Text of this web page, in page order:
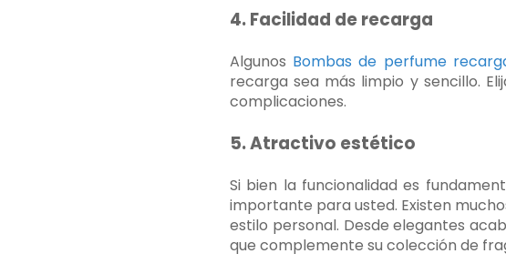
4. Facilidad de recarga
Algunos Bombas de perfume
recarga sea más limpio y sencillo.
complicaciones.
5. Atractivo estético
Si bien la funcionalidad es
importante para usted. Existen
estilo personal. Desde elegantes
que complemente su colección de